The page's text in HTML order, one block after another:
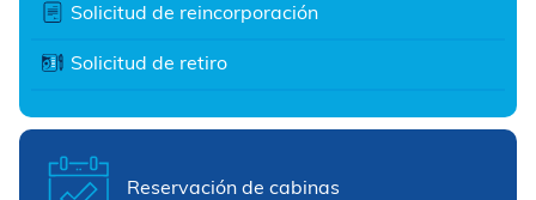
Solicitud de reincorporación
Solicitud de retiro
Reservación de cabinas